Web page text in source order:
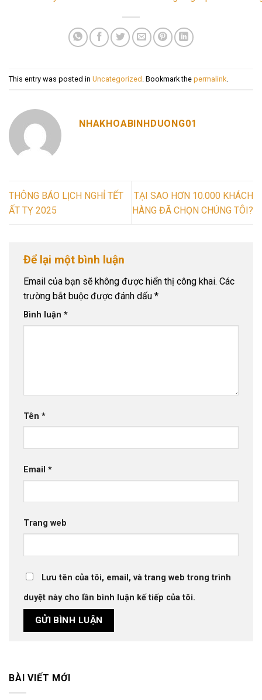
This entry was posted in Uncategorized . Bookmark the permalink
NHAKHOABINHDUONG01
THÔNG BÁO LỊCH NGHỈ TẾT
ẤT TỴ 2025
TẠI SAO HƠN 10.000 KHÁCH
HÀNG ĐÃ CHỌN CHÚNG TÔI?
Để lại một bình luận
Email của bạn sẽ không được hiển thị công khai. Các
trường bắt buộc được đánh dấu *
Bình luận *
Tên *
Email *
Trang web
Lưu tên của tôi, email, và trang web trong trình
duyệt này cho lần bình luận kế tiếp của tôi.
BÀI VIẾT MỚI